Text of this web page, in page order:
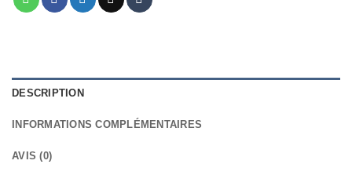
DESCRIPTION
INFORMATIONS COMPLÉMENTAIRES
AVIS (0)